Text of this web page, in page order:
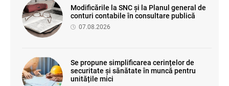
Modificările la SNC și la Planul general de
conturi contabile în consultare publică
07.08.2026
Se propune simplificarea cerințelor de
securitate și sănătate în muncă pentru
unitățile mici